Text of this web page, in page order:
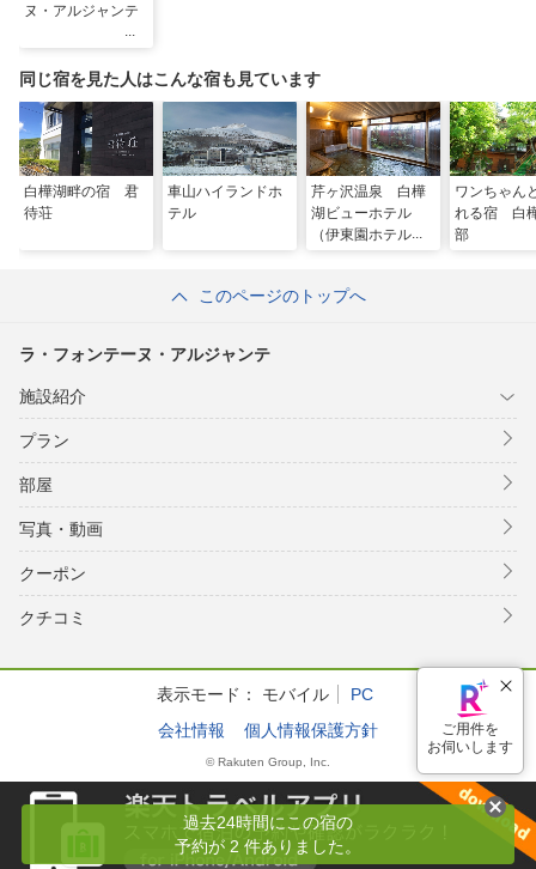
ヌ・アルジャンテ
同じ宿を見た人はこんな宿も見ています
白樺湖畔の宿 君
待荘
車山ハイランドホ
テル
芹ヶ沢温泉 白樺
湖ビューホテル
（伊東園ホテル
ワンちゃん
れる宿 白
部
このページのトップへ
ラ・フォンテーヌ・アルジャンテ
施設紹介
プラン
部屋
写真・動画
クーポン
クチコミ
表示モード： モバイル
PC
会社情報
個人情報保護方針
© Rakuten Group, Inc.
ご用件を
お伺いします
過去24時間にこの宿の
予約が 2 件ありました。